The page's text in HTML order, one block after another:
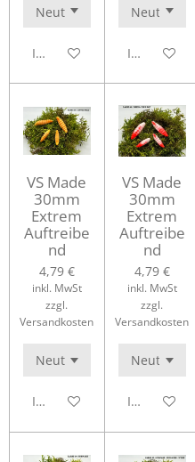
In den WarenkorbIn den
VS Made
30mm
Extrem
Auftreibe
nd
4,79 €
inkl. MwSt
zzgl.
Versandkosten
In den Warenkorb
VS Made
30mm
Extrem
Auftreibe
nd
4,79 €
inkl. MwSt
zzgl.
Versandkosten
In den